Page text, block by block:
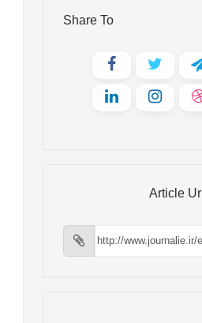
Share To
Article Url